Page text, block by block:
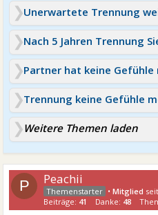
Partner hat keine Gefühle
Trennung keine Gefühle
Weitere Themen laden
P Peachii
•Mitglied
Beiträge: 41 Danke: 48